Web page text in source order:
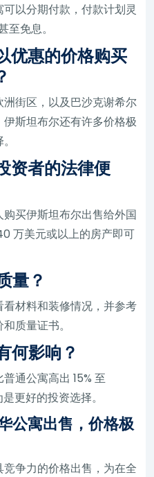
以分期付款，付款计划灵
至免息。
优惠的价格购买
街区，以及巴沙克谢希尔
斯坦布尔还有许多价格极
资者的法律便
买伊斯坦布尔出售给外国
万美元或以上的房产即可
量？
材料和装修情况，并参考
质量证书。
何影响？
通公寓高出 15% 至
更好的投资选择。
公寓出售，价格极
争力的价格出售，为在全